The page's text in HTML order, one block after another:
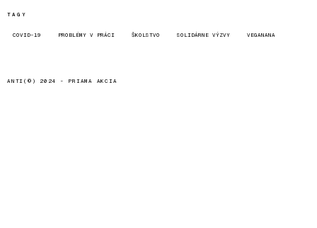
TAGY
COVID-19 PROBLÉMY V PRÁCI ŠKOLSTVO SOLIDÁRNE VÝZVY VEGANANA
ANTI(©) 2024 - PRIAMA AKCIA